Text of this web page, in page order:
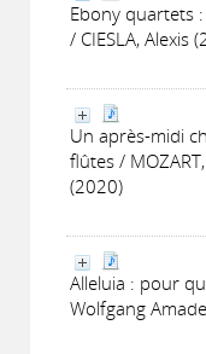
Ebony quartets
/ CIESLA, Alexis
Un après-midi
flûtes /
(2020)
Alleluia : pour
Wolfgang